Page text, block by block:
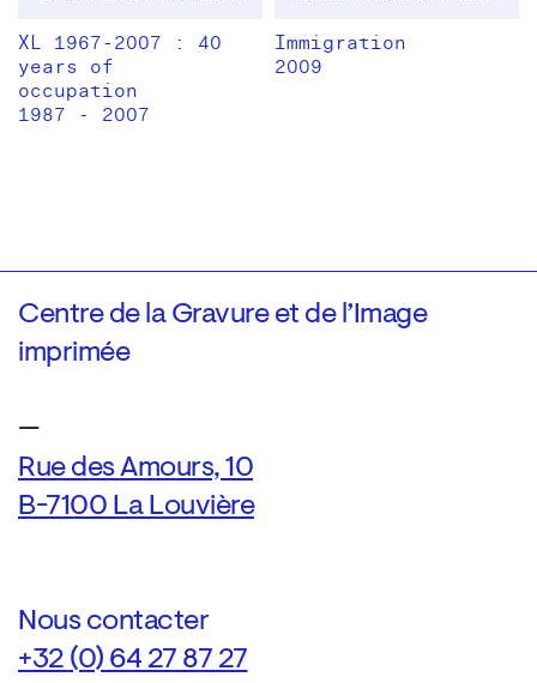
XL 1967-2007 : 40
years of
occupation
1987 - 2007
Immigration
2009
Centre de la Gravure et de l’Image
imprimée
—
Rue des Amours, 10
B-7100 La Louvière
Nous contacter
+32 (0) 64 27 87 27